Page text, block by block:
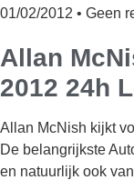
01/02/2012
Geen
Allan
2012 24h
Allan McNish kijkt
De belangrijkste
en natuurlijk ook van